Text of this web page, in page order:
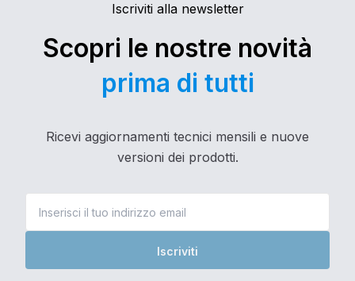
Iscriviti alla newsletter
Scopri le nostre novità
prima di tutti
Ricevi aggiornamenti tecnici mensili e nuove
versioni dei prodotti.
Iscriviti